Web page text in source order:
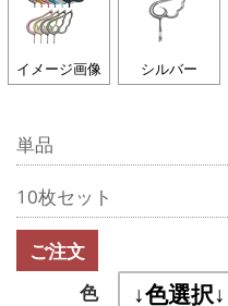
イメージ画像 シルバー
単品
10枚セット
ご注文
色